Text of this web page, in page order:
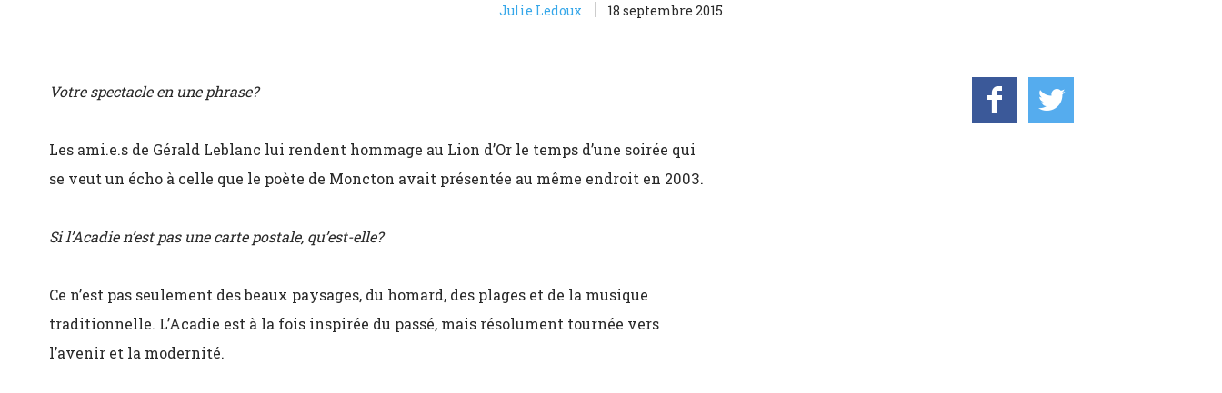
Julie Ledoux 18 septembre 2015
Votre spectacle en une phrase?
Les ami.e.s de Gérald Leblanc lui rendent hommage au Lion d’Or le temps d’une soirée qui
se veut un écho à celle que le poète de Moncton avait présentée au même endroit en 2003.
Si l’Acadie n’est pas une carte postale, qu’est-elle?
Ce n’est pas seulement des beaux paysages, du homard, des plages et de la musique
traditionnelle. L’Acadie est à la fois inspirée du passé, mais résolument tournée vers
l’avenir et la modernité.